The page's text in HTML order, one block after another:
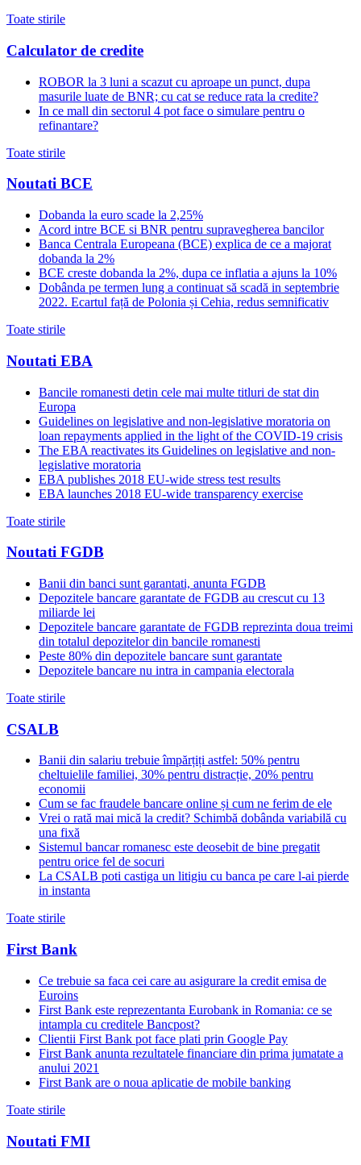
Toate stirile
Calculator de credite
ROBOR la 3 luni a scazut cu aproape un punct, dupa
masurile luate de BNR; cu cat se reduce rata la credite?
In ce mall din sectorul 4 pot face o simulare pentru o
refinantare?
Toate stirile
Noutati BCE
Dobanda la euro scade la 2,25%
Acord intre BCE si BNR pentru supravegherea bancilor
Banca Centrala Europeana (BCE) explica de ce a majorat
dobanda la 2%
BCE creste dobanda la 2%, dupa ce inflatia a ajuns la 10%
Dobânda pe termen lung a continuat să scadă in septembrie
2022. Ecartul față de Polonia și Cehia, redus semnificativ
Toate stirile
Noutati EBA
Bancile romanesti detin cele mai multe titluri de stat din
Europa
Guidelines on legislative and non-legislative moratoria on
loan repayments applied in the light of the COVID-19 crisis
The EBA reactivates its Guidelines on legislative and non-
legislative moratoria
EBA publishes 2018 EU-wide stress test results
EBA launches 2018 EU-wide transparency exercise
Toate stirile
Noutati FGDB
Banii din banci sunt garantati, anunta FGDB
Depozitele bancare garantate de FGDB au crescut cu 13
miliarde lei
Depozitele bancare garantate de FGDB reprezinta doua treimi
din totalul depozitelor din bancile romanesti
Peste 80% din depozitele bancare sunt garantate
Depozitele bancare nu intra in campania electorala
Toate stirile
CSALB
Banii din salariu trebuie împărțiți astfel: 50% pentru
cheltuielile familiei, 30% pentru distracție, 20% pentru
economii
Cum se fac fraudele bancare online și cum ne ferim de ele
Vrei o rată mai mică la credit? Schimbă dobânda variabilă cu
una fixă
Sistemul bancar romanesc este deosebit de bine pregatit
pentru orice fel de socuri
La CSALB poti castiga un litigiu cu banca pe care l-ai pierde
in instanta
Toate stirile
First Bank
Ce trebuie sa faca cei care au asigurare la credit emisa de
Euroins
First Bank este reprezentanta Eurobank in Romania: ce se
intampla cu creditele Bancpost?
Clientii First Bank pot face plati prin Google Pay
First Bank anunta rezultatele financiare din prima jumatate a
anului 2021
First Bank are o noua aplicatie de mobile banking
Toate stirile
Noutati FMI